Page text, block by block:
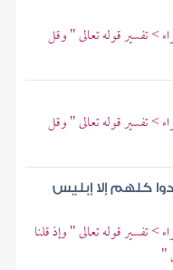
> تفسير قوله تعالى " وقل
> تفسير قوله تعالى " وقل
كلهم إلا إبليس
> تفسير قوله تعالى " وإذ قلنا
"